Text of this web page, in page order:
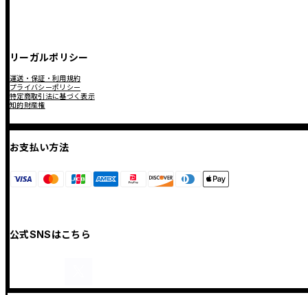
リーガルポリシー
運送・保証・利用規約
プライバシーポリシー
特定商取引法に基づく表示
知的財産権
お支払い方法
公式SNSはこちら